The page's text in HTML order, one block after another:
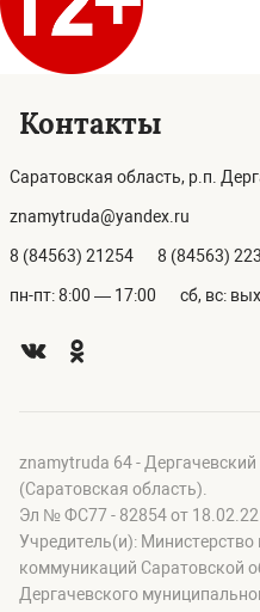
Контакты
Саратовская область, р.п.
znamytruda@yandex.ru
8 (84563) 21254 8 (84563)
пн-пт: 8:00 — 17:00 сб, вс:
znamytruda 64 -
(Саратовская область).
Эл № ФС77 - 82854 от 18.02.22
Учредитель(и):
коммуникаций Саратовской
Дергачевского